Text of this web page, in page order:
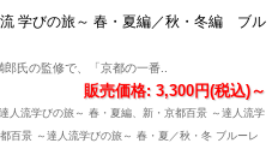
学びの旅～ 春・夏編／秋・冬編 ブル
氏の監修で、「京都の一番..
販売価格: 3,300円(税込)～
人流学びの旅～ 春・夏編、新・京都百景 ～達人流学
百景 ～達人流学びの旅～ 春・夏／秋・冬 ブルーレ